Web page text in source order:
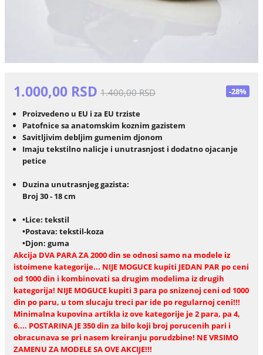
1.000,00 RSD 1.400,00 RSD -28%
Proizvedeno u EU i za EU trziste
Patofnice sa anatomskim koznim gazistem
Savitljivim debljim gumenim djonom
Imaju tekstilno nalicje i unutrasnjost i dodatno ojacanje
petice
Duzina unutrasnjeg gazista:
Broj 30 - 18 cm
•Lice: tekstil
•Postava: tekstil-koza
•Djon: guma
Akcija DVA PARA ZA 2000 din se odnosi samo na modele iz
istoimene kategorije... NIJE MOGUCE kupiti JEDAN PAR po ceni
od 1000 din i kombinovati sa drugim modelima iz drugih
kategorija! NIJE MOGUCE kupiti 3 para po snizenoj ceni od 1000
din po paru, u tom slucaju treci par ide po regularnoj ceni!!!
Minimalna kupovina artikla iz ove kategorije je 2 para, pa 4,
6.... POSTARINA JE 350 din za bilo koji broj porucenih pari i
obracunava se pri nasem kreiranju porudzbine! NE VRSIMO
ZAMENU ZA MODELE SA OVE AKCIJE!!!